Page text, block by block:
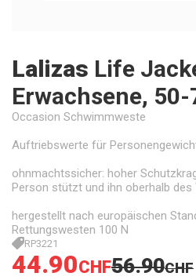
Lalizas Life
Erwachsene,
Occasion Schwimmweste
Auftriebswerte für
ohnmachtssicher: hoher
Person stützt und ihn oberhalb
hergestellt nach europäischen
Rettungswesten 100 N
RP3221
44.90CHF56.90CHF